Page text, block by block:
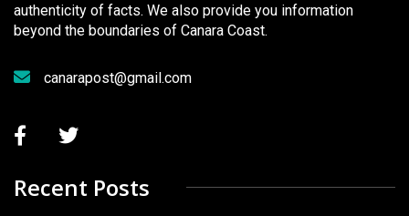
authenticity of facts. We also provide you information
beyond the boundaries of Canara Coast.
canarapost@gmail.com
Recent Posts